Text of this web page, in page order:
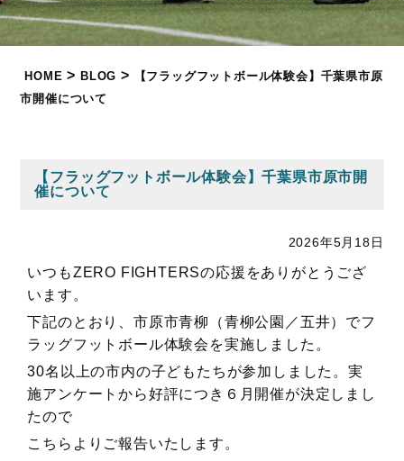
HOME > BLOG >
【フラッグフットボール体験会】千葉県市原
市開催について
【フラッグフットボール体験会】千葉県市原市開
催について
2026年5月18日
いつもZERO FIGHTERSの応援をありがとうござ
います。
下記のとおり、市原市青柳（青柳公園／五井）でフ
ラッグフットボール体験会を実施しました。
30名以上の市内の子どもたちが参加しました。実
施アンケートから好評につき６月開催が決定しまし
たので
こちらよりご報告いたします。